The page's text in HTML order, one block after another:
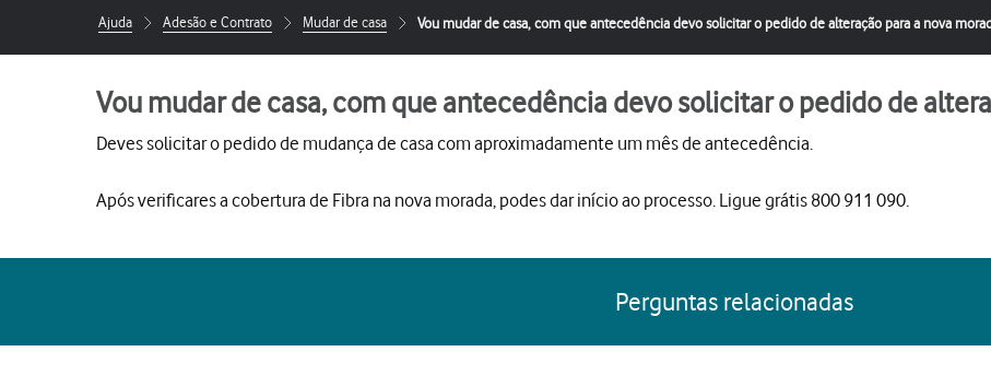
Ajuda Adesão e Contrato Mudar de casa Vou mudar de casa, com que antecedência devo solicitar o pedido de alteração para a nova
Vou mudar de casa, com que antecedência devo solicitar o pedido de
Deves solicitar o pedido de mudança de casa com aproximadamente um mês de antecedência.
Após verificares a cobertura de Fibra na nova morada, podes dar início ao processo. Ligue grátis 800 911 090.
Perguntas relacionadas